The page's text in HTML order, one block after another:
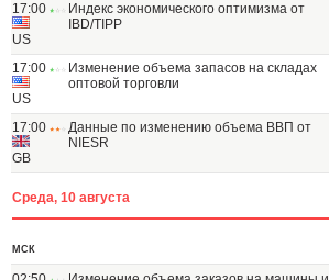
17:00
US
Индекс экономического оптимизма от
IBD/TIPP
17:00
US
Изменение объема запасов на складах
оптовой торговли
17:00
GB
Данные по изменению объема ВВП от
NIESR
Среда, 10 августа
МСК